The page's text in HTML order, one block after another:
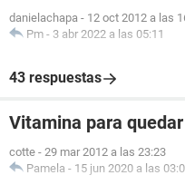
danielachapa - 12 oct 2012 a las
Pm - 3 abr 2022 a las 05:11
43 respuestas
Vitamina para
cotte - 29 mar 2012 a las 23:23
Pamela - 15 jun 2020 a las